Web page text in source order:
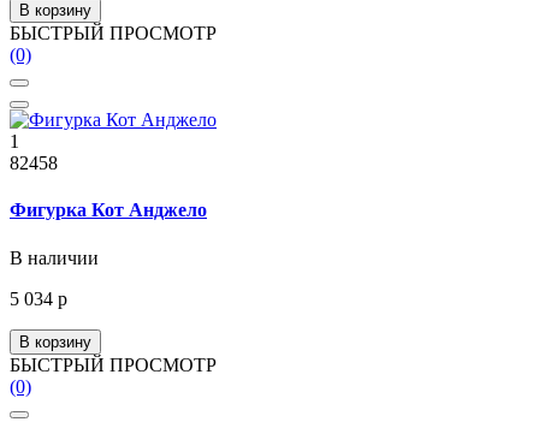
В корзину
БЫСТРЫЙ ПРОСМОТР
(0)
1
82458
Фигурка Кот Анджело
В наличии
5 034 р
В корзину
БЫСТРЫЙ ПРОСМОТР
(0)